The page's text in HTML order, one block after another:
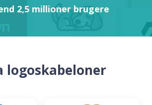
2,5 millioner brugere
logoskabeloner